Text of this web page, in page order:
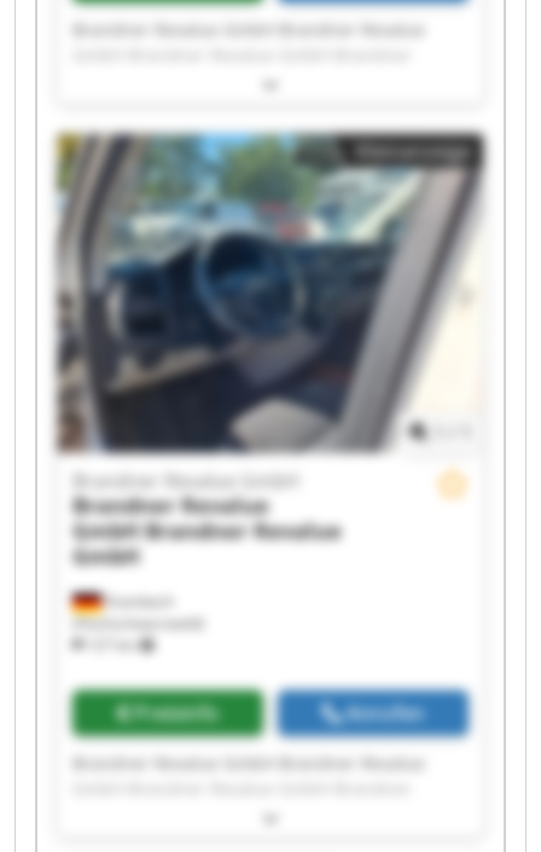
Revalue GmbH Brandner Revalue GmbH
GmbH Brandner Revalue GmbH Brandner
Revalue GmbH Brandner Revalue GmbH
Brandner Revalue GmbH Brandner Revalue
GmbH Brandner Revalue GmbH Brandner
Revalue GmbH Brandner Revalue GmbH
Brandner Revalue GmbH Brandner Revalue
GmbH Brandner Revalue GmbH Brandner
Revalue GmbH Brandner Revalue GmbH
Kleinanzeige
Eisenbach
(Hochschwarzwald)
Brandner Revalue GmbH
Brandner Revalue
GmbHBrandner Revalue
GmbH
Preisinfo Anrufen
Revalue GmbH Brandner Revalue GmbH